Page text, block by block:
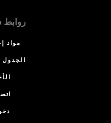
روابط
مواد